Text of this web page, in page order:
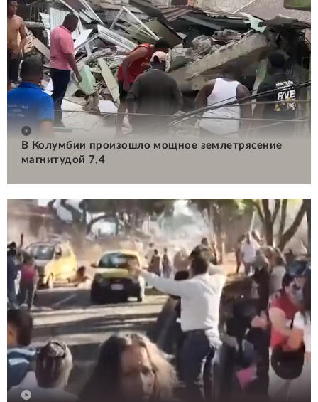
В Колумбии произошло мощное землетрясение
магнитудой 7,4